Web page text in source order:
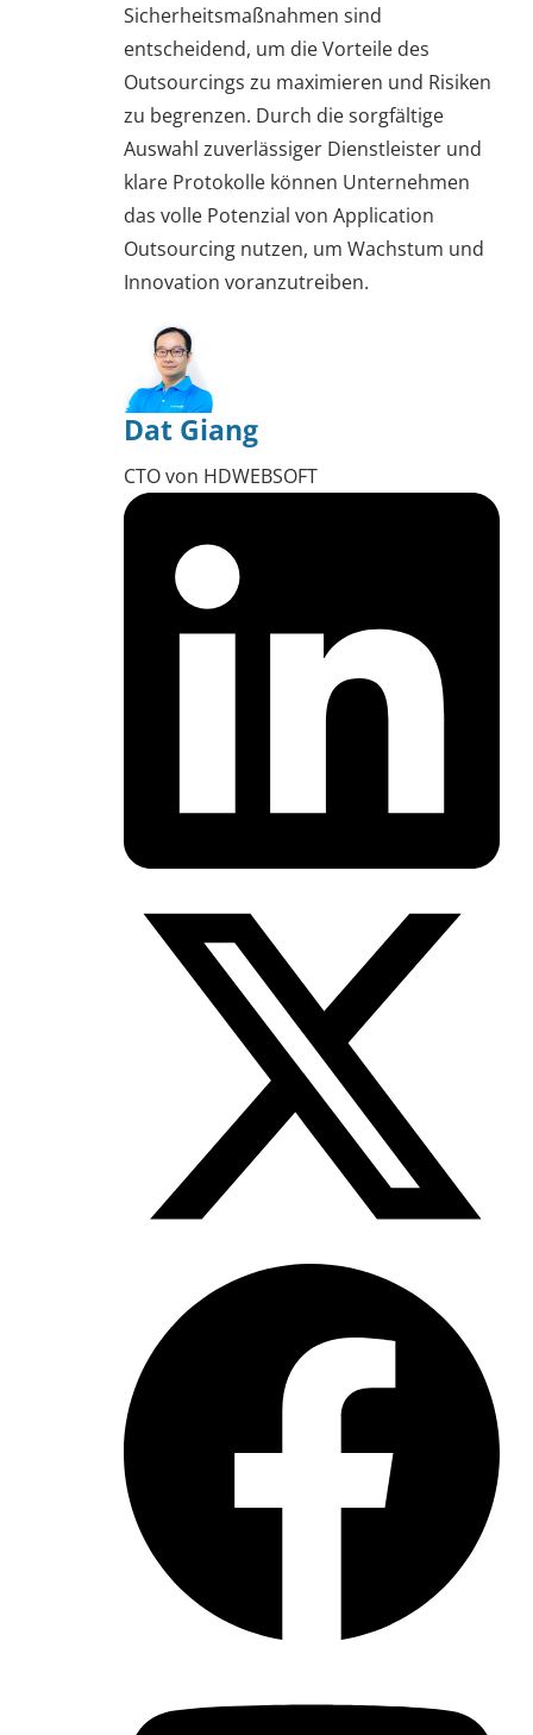
Sicherheitsmaßnahmen sind
entscheidend, um die Vorteile des
Outsourcings zu maximieren und Risiken
zu begrenzen. Durch die sorgfältige
Auswahl zuverlässiger Dienstleister und
klare Protokolle können Unternehmen
das volle Potenzial von Application
Outsourcing nutzen, um Wachstum und
Innovation voranzutreiben.
Dat Giang
CTO von HDWEBSOFT